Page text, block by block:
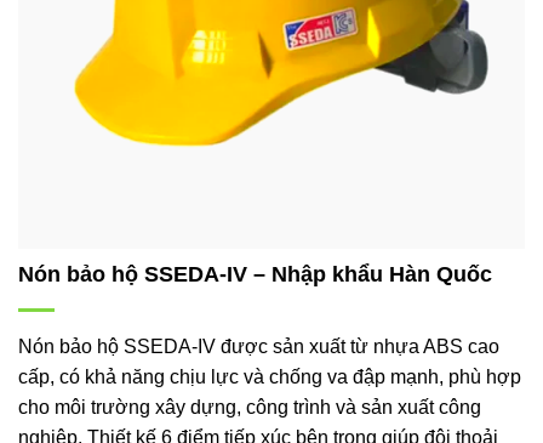
Nón bảo hộ SSEDA-IV – Nhập khẩu Hàn Quốc
Nón bảo hộ SSEDA-IV được sản xuất từ nhựa ABS cao
cấp, có khả năng chịu lực và chống va đập mạnh, phù hợp
cho môi trường xây dựng, công trình và sản xuất công
nghiệp. Thiết kế 6 điểm tiếp xúc bên trong giúp đội thoải